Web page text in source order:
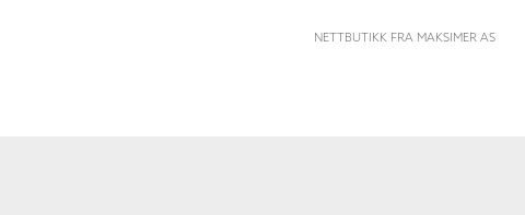
NETTBUTIKK FRA MAKSIMER AS